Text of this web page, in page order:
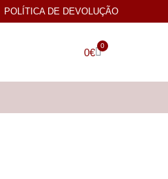
POLÍTICA DE DEVOLUÇÃO
0€
0